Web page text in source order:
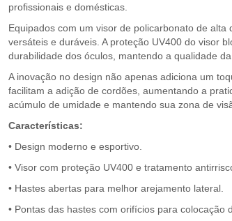
profissionais e domésticas.
Equipados com um visor de policarbonato de
versáteis e duráveis. A proteção UV400 do visor
durabilidade dos óculos, mantendo a qualidade
A inovação no design não apenas adiciona um
facilitam a adição de cordões, aumentando a
acúmulo de umidade e mantendo sua zona de
Características:
• Design moderno e esportivo.
• Visor com proteção UV400 e tratamento
• Hastes abertas para melhor arejamento lateral.
• Pontas das hastes com orifícios para colocação